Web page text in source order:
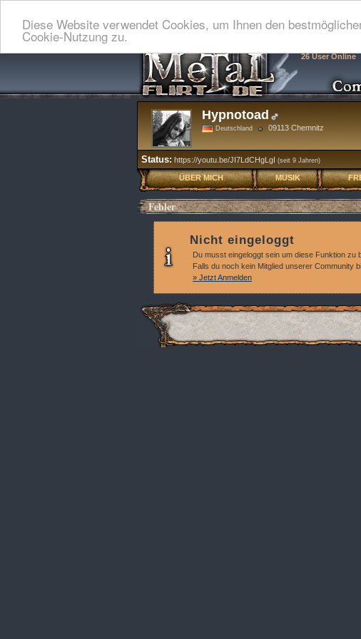
Diese Website verwendet Cookies, um Ihnen den
Cookie-Nutzung zu.
26 User Online
Hypnotoad
Deutschland 09113 Chemnitz
Status: https://youtu.be/JI7LdCHgLgI (seit 9 Jahren)
ÜBER MICH MUSIK
Fehler
Nicht eingeloggt
Du musst eingeloggt sein um diese Funktion zu
Falls du noch kein Mitglied unserer Community
» Jetzt Anmelden